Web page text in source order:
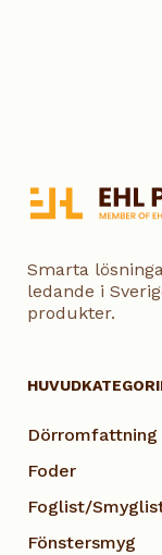
Smarta
ledande i
produkter.
Dörromfattning
Foder
Foglist/
Fönstersmyg